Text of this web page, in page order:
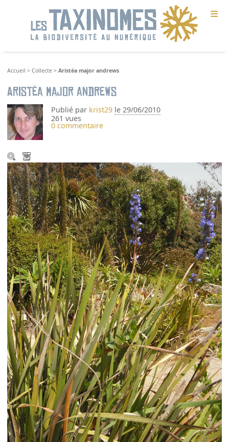
≡
Accueil >Collecte >Aristéa major andrews
Aristéa major andrews
Publié par krist29 le 29/06/2010
261 vues
0 commentaire